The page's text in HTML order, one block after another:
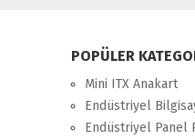
POPÜLER
Mini ITX Anakart
Endüstriyel
Endüstriyel Panel